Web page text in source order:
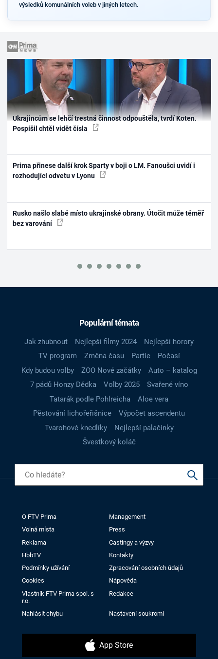
výsledků komunálních voleb v jiných letech.
Ukrajincům se lehčí trestná činnost odpouštěla, tvrdí Koten.
Pospíšil chtěl vidět čísla
Prima přinese další krok Sparty v boji o LM. Fanoušci uvidí i
rozhodující odvetu v Lyonu
Rusko našlo slabé místo ukrajinské obrany. Útočit může téměř
bez varování
Populární témata
Jak zhubnout Nejlepší filmy 2024
Nejlepší horory
TV program
Změna času Partie
Počasí
Kdy budou volby
ZOO Nové začátky
Auto – katalog
7 pádů Honzy Dědka
Volby 2025
Svařené víno
Tatarák podle Pohlreicha
Aloe vera
Pěstování lichořeřišnice
Výpočet ascendentu
Tvarohové knedlíky
Nejlepší palačinky
Švestkový koláč
O FTV Prima
Management
Volná místa
Press
Reklama
Castingy a výzvy
HbbTV
Kontakty
Podmínky užívání
Zpracování osobních údajů
Cookies
Nápověda
Vlastník FTV Prima spol. s
r.o.
Redakce
Nahlásit chybu Nastavení soukromí
App Store